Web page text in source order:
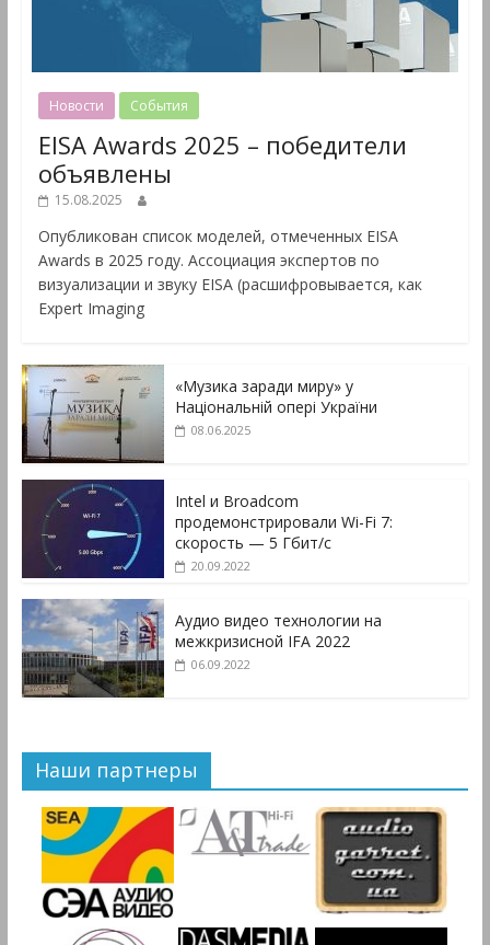
Новости События
EISA Awards 2025 – победители
объявлены
15.08.2025
Опубликован список моделей, отмеченных EISA
Awards в 2025 году. Ассоциация экспертов по
визуализации и звуку EISA (расшифровывается, как
Expert Imaging
«Музика заради миру» у
Національній опері України
08.06.2025
Intel и Broadcom
продемонстрировали Wi-Fi 7:
скорость — 5 Гбит/с
20.09.2022
Аудио видео технологии на
межкризисной IFA 2022
06.09.2022
Наши партнеры